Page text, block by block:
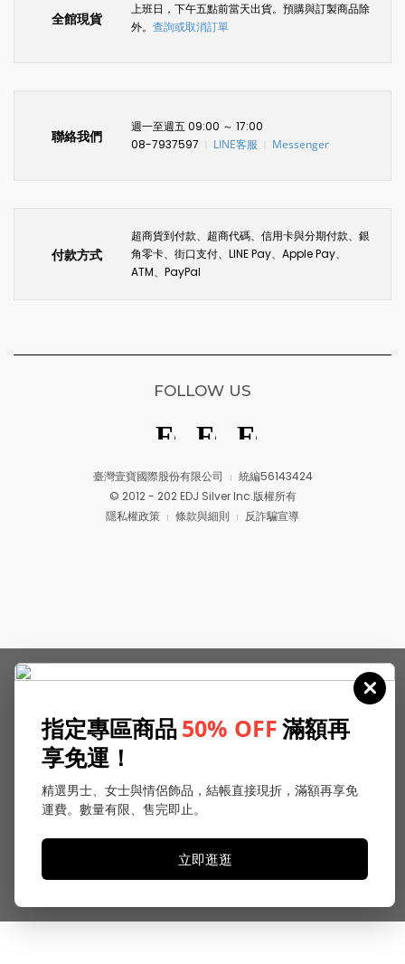
全館現貨
上班日，下午五點前當天出貨。預購與訂製商品除
外。 查詢或取消訂單
聯絡我們
週一至週五 09:00 ～ 17:00
08-7937597
LINE客服 Messenger
付款方式
超商貨到付款、超商代碼、信用卡與分期付款、銀
角零卡、街口支付、LINE Pay、Apple Pay、
ATM、PayPal
臺灣壹寶國際股份有限公司
統編56143424
© 2012 - 202 EDJ Silver Inc.版權所有
隱私權政策
條款與細則 反詐騙宣導
FOLLOW US
指定專區商品50% OFF滿額再
享免運！
精選男士、女士與情侶飾品，結帳直接現折，滿額再享免
運費。數量有限、售完即止。
立即逛逛